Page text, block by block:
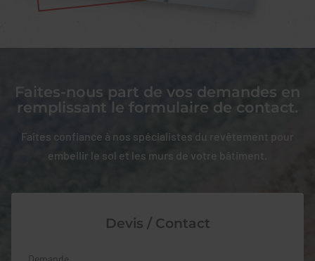
Faites-nous part de vos demandes en
remplissant le formulaire de contact.
Faites confiance à nos spécialistes du revêtement pour
embellir le sol et les murs de votre bâtiment.
Devis / Contact